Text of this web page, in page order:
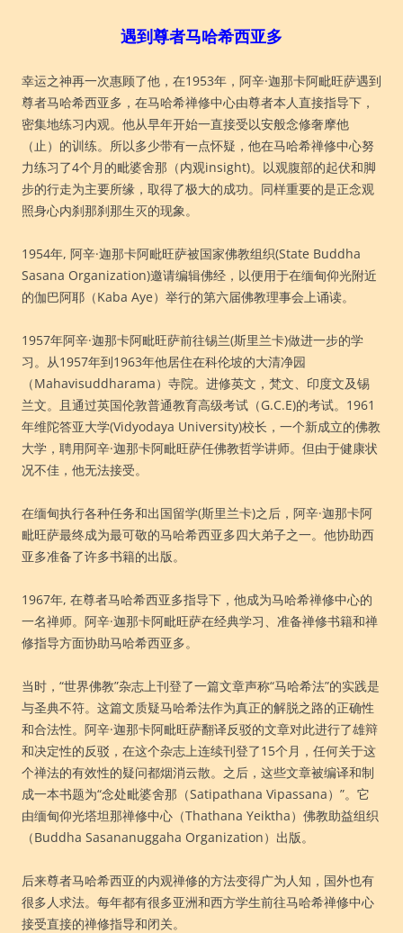
遇到尊者马哈希西亚多
幸运之神再一次惠顾了他，在1953年，阿辛·迦那卡阿毗旺萨遇到
尊者马哈希西亚多，在马哈希禅修中心由尊者本人直接指导下，
密集地练习内观。他从早年开始一直接受以安般念修奢摩他
（止）的训练。所以多少带有一点怀疑，他在马哈希禅修中心努
力练习了4个月的毗婆舍那（内观insight)。以观腹部的起伏和脚
步的行走为主要所缘，取得了极大的成功。同样重要的是正念观
照身心内刹那刹那生灭的现象。
1954年, 阿辛·迦那卡阿毗旺萨被国家佛教组织(State Buddha
Sasana Organization)邀请编辑佛经，以便用于在缅甸仰光附近
的伽巴阿耶（Kaba Aye）举行的第六届佛教理事会上诵读。
1957年阿辛·迦那卡阿毗旺萨前往锡兰(斯里兰卡)做进一步的学
习。从1957年到1963年他居住在科伦坡的大清净园
（Mahavisuddharama）寺院。进修英文，梵文、印度文及锡
兰文。且通过英国伦敦普通教育高级考试（G.C.E)的考试。1961
年维陀答亚大学(Vidyodaya University)校长，一个新成立的佛教
大学，聘用阿辛·迦那卡阿毗旺萨任佛教哲学讲师。但由于健康状
况不佳，他无法接受。
在缅甸执行各种任务和出国留学(斯里兰卡)之后，阿辛·迦那卡阿
毗旺萨最终成为最可敬的马哈希西亚多四大弟子之一。他协助西
亚多准备了许多书籍的出版。
1967年, 在尊者马哈希西亚多指导下，他成为马哈希禅修中心的
一名禅师。阿辛·迦那卡阿毗旺萨在经典学习、准备禅修书籍和禅
修指导方面协助马哈希西亚多。
当时，“世界佛教”杂志上刊登了一篇文章声称“马哈希法”的实践是
与圣典不符。这篇文质疑马哈希法作为真正的解脱之路的正确性
和合法性。阿辛·迦那卡阿毗旺萨翻译反驳的文章对此进行了雄辩
和决定性的反驳，在这个杂志上连续刊登了15个月，任何关于这
个禅法的有效性的疑问都烟消云散。之后，这些文章被编译和制
成一本书题为“念处毗婆舍那（Satipathana Vipassana）”。它
由缅甸仰光塔坦那禅修中心（Thathana Yeiktha）佛教助益组织
（Buddha Sasananuggaha Organization）出版。
后来尊者马哈希西亚的内观禅修的方法变得广为人知，国外也有
很多人求法。每年都有很多亚洲和西方学生前往马哈希禅修中心
接受直接的禅修指导和闭关。